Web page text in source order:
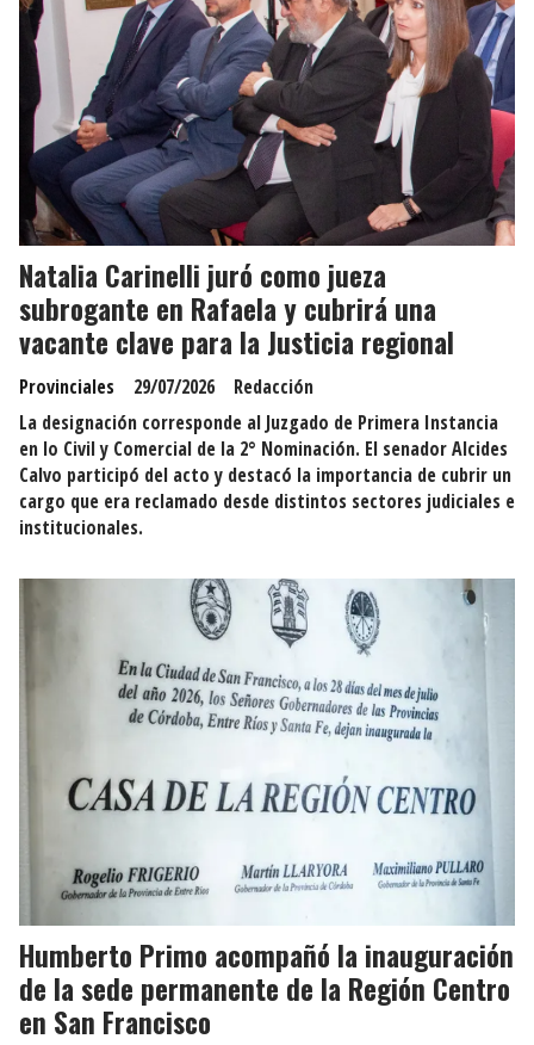
Natalia Carinelli juró como jueza
subrogante en Rafaela y cubrirá una
vacante clave para la Justicia regional
Redacción
Provinciales
29/07/2026
La designación corresponde al Juzgado de Primera Instancia
en lo Civil y Comercial de la 2° Nominación. El senador Alcides
Calvo participó del acto y destacó la importancia de cubrir un
cargo que era reclamado desde distintos sectores judiciales e
institucionales.
Humberto Primo acompañó la inauguración
de la sede permanente de la Región Centro
en San Francisco